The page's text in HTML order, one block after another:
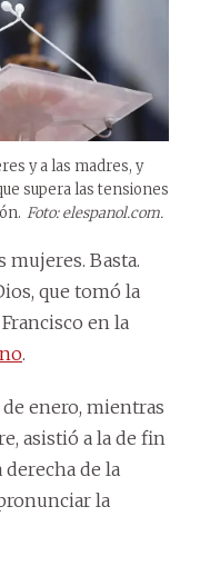
y a las madres, y
supera las tensiones
Foto: elespanol.com.
mujeres. Basta.
que tomó la
en la
.
enero, mientras
asistió a la de fin
derecha de la
la